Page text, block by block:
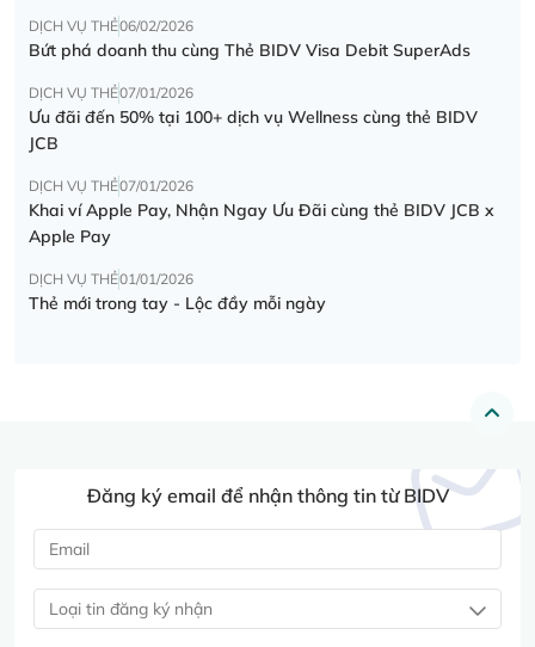
DỊCH VỤ THẺ06/02/2026
Bứt phá doanh thu cùng Thẻ BIDV Visa Debit SuperAds
DỊCH VỤ THẺ07/01/2026
Ưu đãi đến 50% tại 100+ dịch vụ Wellness cùng thẻ BIDV
JCB
DỊCH VỤ THẺ07/01/2026
Khai ví Apple Pay, Nhận Ngay Ưu Đãi cùng thẻ BIDV JCB x
Apple Pay
DỊCH VỤ THẺ01/01/2026
Thẻ mới trong tay - Lộc đầy mỗi ngày
Đăng ký email để nhận thông tin từ BIDV
Loại tin đăng ký nhận